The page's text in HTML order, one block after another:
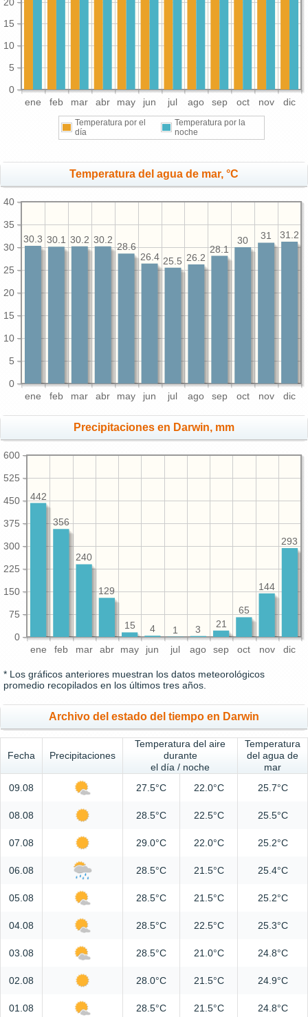
ene feb mar abr may jun jul ago sep oct nov dic
0
5
10
15
Temperatura por el
día
Temperatura por la
noche
Temperatura del agua de mar, °C
ene feb mar abr may jun jul ago sep oct nov dic
0
5
10
15
20
25
30
35
40
31.2
31
30
28.1
26.2
25.5
26.4
28.6
30.2
30.2
30.1
30.3
Precipitaciones en Darwin, mm
ene feb mar abr may jun jul ago sep oct nov dic
0
75
150
225
300
375
450
525
600
293
144
65
21
3
1
4
15
129
240
356
442
* Los gráficos anteriores muestran los datos meteorológicos
promedio recopilados en los últimos tres años.
Archivo del estado del tiempo en Darwin
Fecha Precipitaciones
Temperatura del aire
durante
el día / noche
Temperatura
del agua de
mar
09.08
27.5°C 22.0°C 25.7°C
08.08 28.5°C 22.5°C 25.5°C
07.08 29.0°C 22.0°C 25.2°C
06.08 28.5°C 21.5°C 25.4°C
05.08 28.5°C 21.5°C 25.2°C
04.08 28.5°C 22.5°C 25.3°C
03.08 28.5°C 21.0°C 24.8°C
02.08 28.0°C 21.5°C 24.9°C
01.08 28.5°C 21.5°C 24.8°C